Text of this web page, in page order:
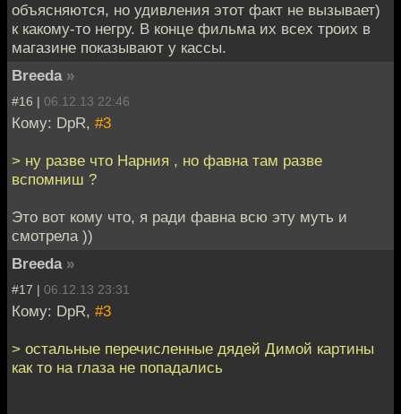
объясняются, но удивления этот факт не вызывает)
к какому-то негру. В конце фильма их всех троих в
магазине показывают у кассы.
Breeda »
#16 | 06.12.13 22:46
Кому: DpR, #3
> ну разве что Нарния , но фавна там разве
вспомниш ?
Это вот кому что, я ради фавна всю эту муть и
смотрела ))
Breeda »
#17 | 06.12.13 23:31
Кому: DpR, #3
> остальные перечисленные дядей Димой картины
как то на глаза не попадались